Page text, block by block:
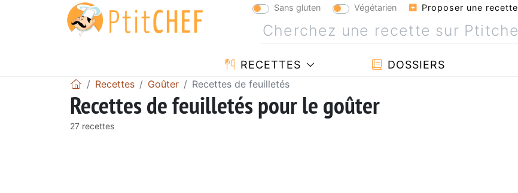
Sans gluten Végétarien Proposer une recette
RECETTES DOSSIERS
Recettes Goûter Recettes de feuilletés
Recettes de feuilletés pour le goûter
27 recettes